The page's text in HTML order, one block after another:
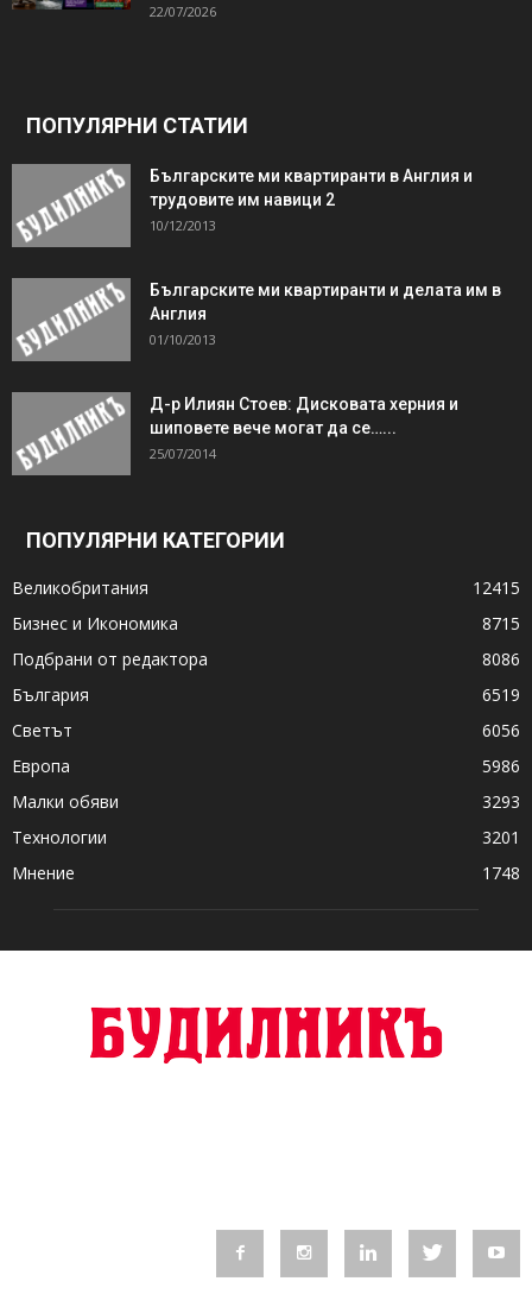
22/07/2026
ПОПУЛЯРНИ СТАТИИ
Българските ми квартиранти в Англия и
трудовите им навици 2
10/12/2013
Българските ми квартиранти и делата им в
Англия
01/10/2013
Д-р Илиян Стоев: Дисковата херния и
шиповете вече могат да се…...
25/07/2014
ПОПУЛЯРНИ КАТЕГОРИИ
Великобритания
12415
Бизнес и Икономика
8715
Подбрани от редактора
8086
България
6519
Светът
6056
Европа
5986
Малки обяви
3293
Технологии
3201
Мнение
1748